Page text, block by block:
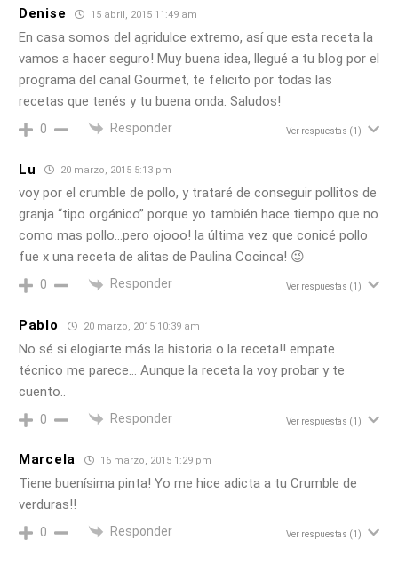
Denise 15 abril, 2015 11:49 am
En casa somos del agridulce extremo, así que esta receta la
vamos a hacer seguro! Muy buena idea, llegué a tu blog por el
programa del canal Gourmet, te felicito por todas las
recetas que tenés y tu buena onda. Saludos!
0 Responder Ver respuestas (1)
Lu 20 marzo, 2015 5:13 pm
voy por el crumble de pollo, y trataré de conseguir pollitos de
granja “tipo orgánico” porque yo también hace tiempo que no
como mas pollo…pero ojooo! la última vez que conicé pollo
fue x una receta de alitas de Paulina Cocinca! 😉
0 Responder Ver respuestas (1)
Pablo 20 marzo, 2015 10:39 am
No sé si elogiarte más la historia o la receta!! empate
técnico me parece… Aunque la receta la voy probar y te
cuento..
0 Responder Ver respuestas (1)
Marcela 16 marzo, 2015 1:29 pm
Tiene buenísima pinta! Yo me hice adicta a tu Crumble de
verduras!!
0 Responder Ver respuestas (1)